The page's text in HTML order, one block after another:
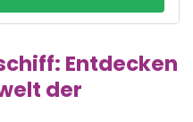
Entdecken
der